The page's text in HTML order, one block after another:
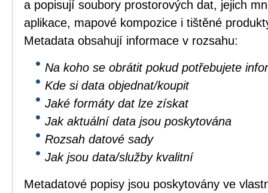
a popisují soubory prostorových dat, jejich
aplikace, mapové kompozice i tištěné
Metadata obsahují informace v rozsahu:
Na koho se obrátit pokud potřebujete
Kde si data objednat/koupit
Jaké formáty dat lze získat
Jak aktuální data jsou poskytována
Rozsah datové sady
Jak jsou data/služby kvalitní
Metadatové popisy jsou poskytovány ve